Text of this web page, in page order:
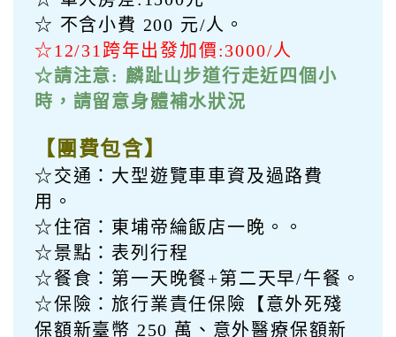
paid費用說明
【費用說明】
☆ 6-12歲佔床:每位售價 NTD 2888元
☆ 3-5歲不佔床:每位售價 NTD 1999
元
☆ 遇假日與連假加價:1000/人
☆ 單人房差:1500元
☆ 不含小費 200 元/人。
☆12/31跨年出發加價:3000/人
☆請注意: 麟趾山步道行走近四個小